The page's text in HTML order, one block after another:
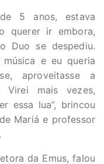
5 anos, estava
querer ir embora,
Duo se despediu.
e eu queria
aproveitasse a
Virei mais vezes,
essa lua”, brincou
Mariá e professor
da Emus, falou